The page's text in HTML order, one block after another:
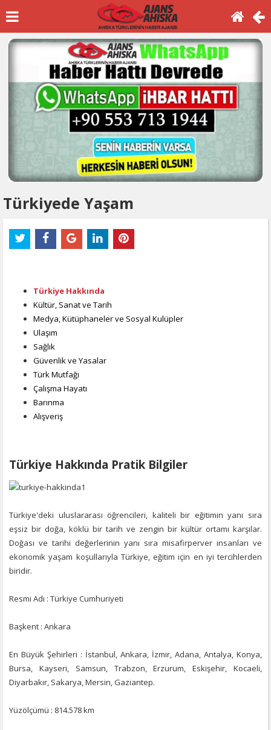
Türkiyede Yaşam
Türkiye Hakkında
Kültür, Sanat ve Tarih
Medya, Kütüphaneler ve Sosyal Kulüpler
Ulaşım
Sağlık
Güvenlik ve Yasalar
Türk Mutfağı
Çalışma Hayatı
Barınma
Alışveriş
Türkiye Hakkında Pratik Bilgiler
Türkiye'deki uluslararası öğrencileri, kaliteli bir eğitimin yanı sıra
eşsiz bir doğa, köklü bir tarih ve zengin bir kültür ortamı karşılar.
Doğası ve tarihi değerlerinin yanı sıra misafirperver insanları ve
ekonomik yaşam koşullarıyla Türkiye, eğitim için en iyi tercihlerden
biridir.
Resmi Adı : Türkiye Cumhuriyeti
Başkent : Ankara
En Büyük Şehirleri : İstanbul, Ankara, İzmir, Adana, Antalya, Konya,
Bursa, Kayseri, Samsun, Trabzon, Erzurum, Eskişehir, Kocaeli,
Diyarbakır, Sakarya, Mersin, Gaziantep.
Yüzölçümü : 814.578 km